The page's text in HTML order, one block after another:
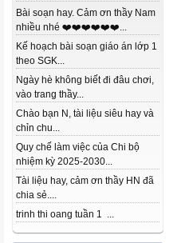
Bài soạn hay. Cảm ơn thầy Nam
nhiều nhé ❤️❤️❤️❤️❤️❤️...
Kế hoạch bài soạn giáo án lớp 1
theo SGK...
Ngày hè không biết đi đâu chơi,
vào trang thầy...
Chào bạn N, tài liệu siêu hay và
chỉn chu...
Quy chế làm việc của Chi bộ
nhiệm kỳ 2025-2030...
Tài liệu hay, cảm ơn thầy HN đã
chia sẻ....
trinh thi oang tuần 1 ...